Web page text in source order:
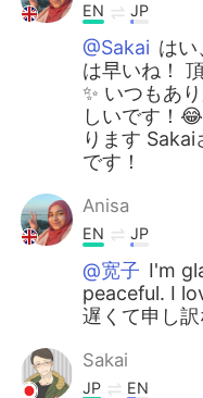
EN JP
@Sakai はい
は早いね！
✨ いつもあ
しいです！
ります
です！
Anisa
EN JP
@宽子 I'm
peaceful. I
遅くて申し訳
Sakai
JP EN